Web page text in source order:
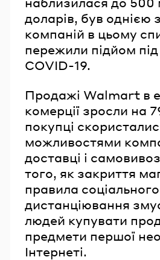
доларів, був однією
компаній в цьому
пережили підйом
COVID-19.
Продажі Walmart в
комерції зросли на
покупці
можливостями
доставці і
того, як закриття
правила соціального
дистанціювання
людей купувати
предмети першої
Інтернеті.